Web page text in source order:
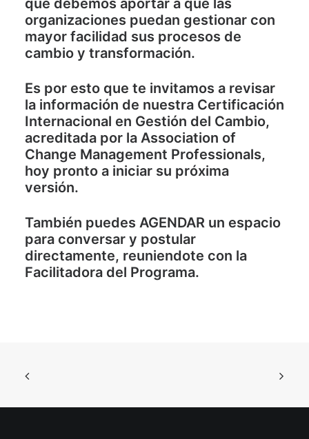
qué debemos aportar a que las
organizaciones puedan gestionar con
mayor facilidad sus procesos de
cambio y transformación.
Es por esto que te invitamos a revisar
la información de nuestra Certificación
Internacional en Gestión del Cambio,
acreditada por la Association of
Change Management Professionals,
hoy pronto a iniciar su próxima
versión.
También puedes AGENDAR un espacio
para conversar y postular
directamente, reuniendote con la
Facilitadora del Programa.